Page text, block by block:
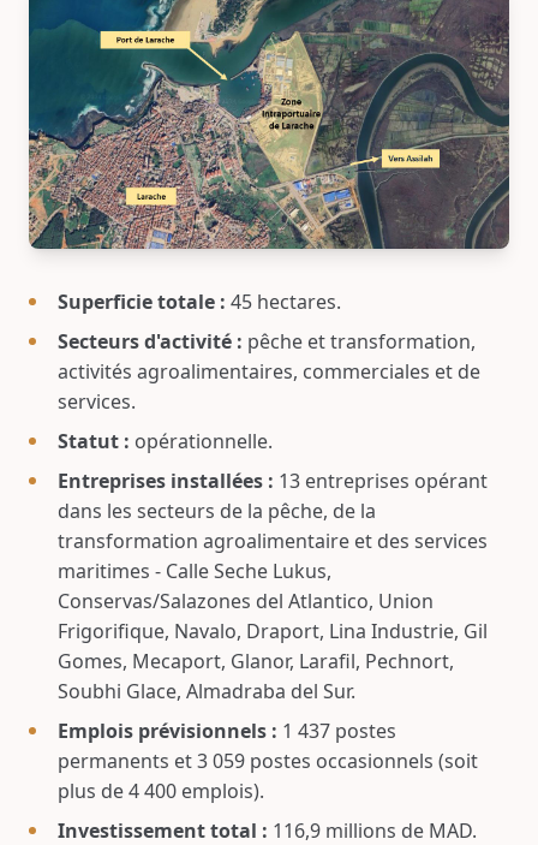
Superficie totale : 45 hectares.
Secteurs d'activité : pêche et transformation,
activités agroalimentaires, commerciales et de
services.
Statut : opérationnelle.
Entreprises installées : 13 entreprises opérant
dans les secteurs de la pêche, de la
transformation agroalimentaire et des services
maritimes - Calle Seche Lukus,
Conservas/Salazones del Atlantico, Union
Frigorifique, Navalo, Draport, Lina Industrie, Gil
Gomes, Mecaport, Glanor, Larafil, Pechnort,
Soubhi Glace, Almadraba del Sur.
Emplois prévisionnels : 1 437 postes
permanents et 3 059 postes occasionnels (soit
plus de 4 400 emplois).
Investissement total : 116,9 millions de MAD.